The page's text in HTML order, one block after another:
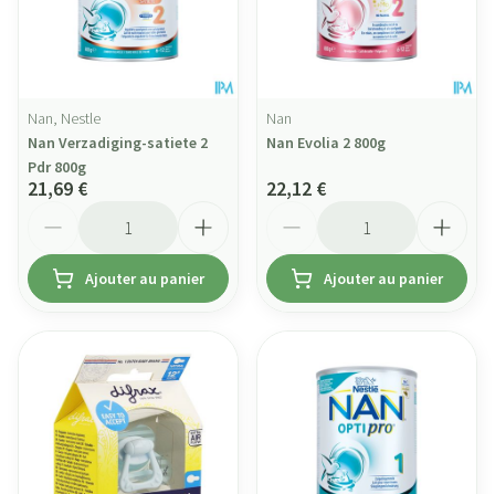
Nan, Nestle
Nan Verzadiging-satiete 2
Pdr 800g
21,69 €
Ajouter au panier
Nan
Nan Evolia 2 800g
22,12 €
Ajouter au panier